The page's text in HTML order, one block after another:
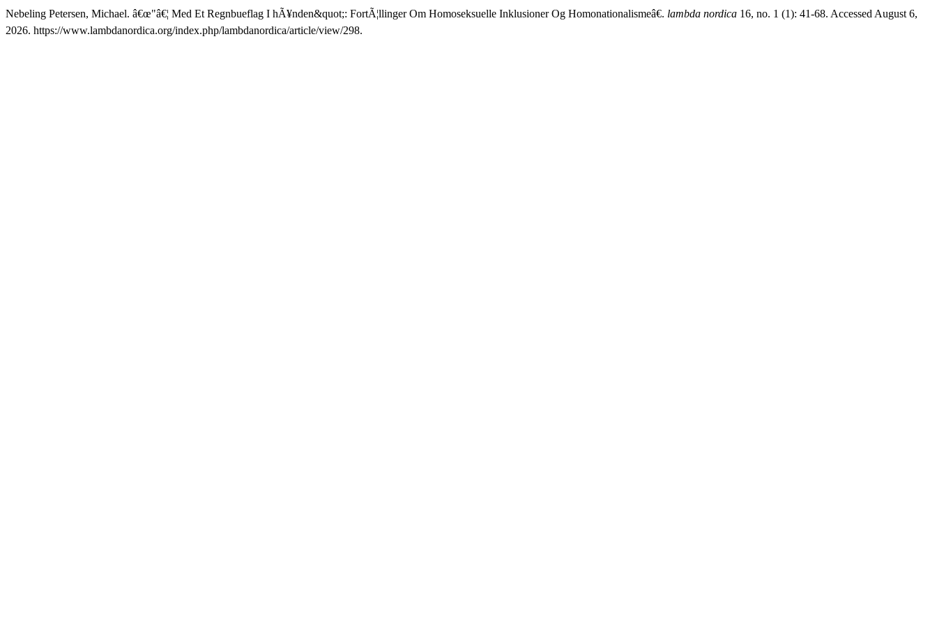
Nebeling Petersen, Michael. â€œ"â€¦ Med Et Regnbueflag I hÃ¥nden&quot;: FortÃ¦llinger Om Homoseksuelle Inklusioner Og Homonationalismeâ€. lambda nordica 16, no. 1 (1): 41-68. Accessed August 6,
2026. https://www.lambdanordica.org/index.php/lambdanordica/article/view/298.